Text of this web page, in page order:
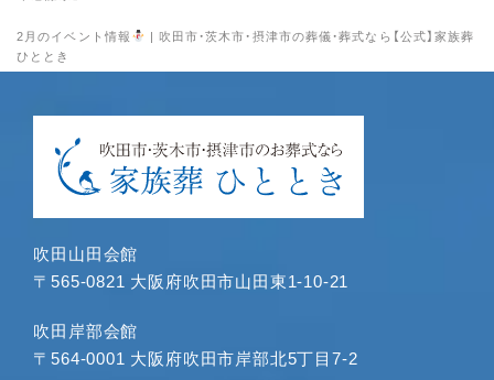
2月のイベント情報
| 吹田市・茨木市・摂津市の葬儀・葬式なら【公式】家族葬
ひととき
2024年7月
2024年5月
2024年4月
2024年3月
2023年9月
2023年8月
吹田山田会館
〒565-0821 大阪府吹田市山田東1-10-21
吹田岸部会館
〒564-0001 大阪府吹田市岸部北5丁目7-2